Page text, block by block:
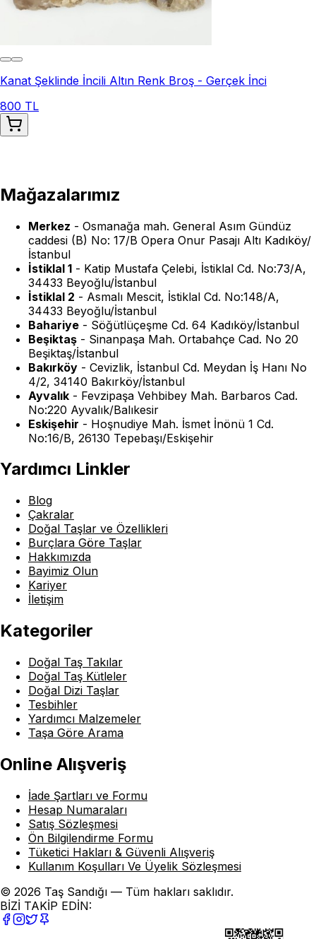
Kanat Şeklinde İncili Altın Renk Broş - Gerçek İnci
800 TL
Mağazalarımız
Merkez - Osmanağa mah. General Asım Gündüz
caddesi (B) No: 17/B Opera Onur Pasajı Altı Kadıköy/
İstanbul
İstiklal 1 - Katip Mustafa Çelebi, İstiklal Cd. No:73/A,
34433 Beyoğlu/İstanbul
İstiklal 2 - Asmalı Mescit, İstiklal Cd. No:148/A,
34433 Beyoğlu/İstanbul
Bahariye - Söğütlüçeşme Cd. 64 Kadıköy/İstanbul
Beşiktaş - Sinanpaşa Mah. Ortabahçe Cad. No 20
Beşiktaş/İstanbul
Bakırköy - Cevizlik, İstanbul Cd. Meydan İş Hanı No
4/2, 34140 Bakırköy/İstanbul
Ayvalık - Fevzipaşa Vehbibey Mah. Barbaros Cad.
No:220 Ayvalık/Balıkesir
Eskişehir - Hoşnudiye Mah. İsmet İnönü 1 Cd.
No:16/B, 26130 Tepebaşı/Eskişehir
Yardımcı Linkler
Blog
Çakralar
Doğal Taşlar ve Özellikleri
Burçlara Göre Taşlar
Hakkımızda
Bayimiz Olun
Kariyer
İletişim
Kategoriler
Doğal Taş Takılar
Doğal Taş Kütleler
Doğal Dizi Taşlar
Tesbihler
Yardımcı Malzemeler
Taşa Göre Arama
Online Alışveriş
İade Şartları ve Formu
Hesap Numaraları
Satış Sözleşmesi
Ön Bilgilendirme Formu
Tüketici Hakları & Güvenli Alışveriş
Kullanım Koşulları Ve Üyelik Sözleşmesi
© 2026 Taş Sandığı — Tüm hakları saklıdır.
BİZİ TAKİP EDİN: